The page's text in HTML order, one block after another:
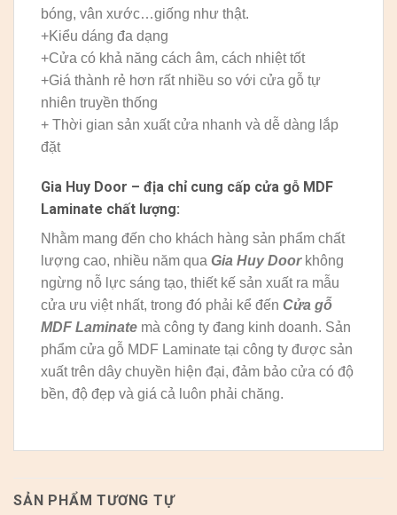
bóng, vân xước…giống như thật.
+Kiểu dáng đa dạng
+Cửa có khả năng cách âm, cách nhiệt tốt
+Giá thành rẻ hơn rất nhiều so với cửa gỗ tự
nhiên truyền thống
+ Thời gian sản xuất cửa nhanh và dễ dàng lắp
đặt
Gia Huy Door – địa chỉ cung cấp cửa gỗ MDF
Laminate chất lượng:
Nhằm mang đến cho khách hàng sản phẩm chất
lượng cao, nhiều năm qua Gia Huy Doorkhông
ngừng nỗ lực sáng tạo, thiết kế sản xuất ra mẫu
cửa ưu việt nhất, trong đó phải kể đến Cửa gỗ
MDF Laminate mà công ty đang kinh doanh. Sản
phẩm cửa gỗ MDF Laminate tại công ty được sản
xuất trên dây chuyền hiện đại, đảm bảo cửa có độ
bền, độ đẹp và giá cả luôn phải chăng.
SẢN PHẨM TƯƠNG TỰ